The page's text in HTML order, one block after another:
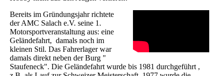
Bereits im Gründungsjahr richtete
der AMC Salach e.V. seine 1.
Motorsportveranstaltung aus: eine
Geländefahrt, damals noch im
kleinen Stil. Das Fahrerlager war
damals direkt neben der Burg "
Staufeneck". Die Geländefahrt wurde bis 1981 durchgeführt ,